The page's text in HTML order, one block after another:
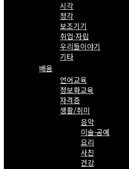
시각
청각
보조기기
취업·자립
우리들이야기
기타
배움
언어교육
정보화교육
자격증
생활/취미
음악
미술·공예
요리
사진
건강